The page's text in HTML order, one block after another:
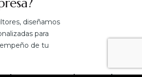
diseñamos
para
de tu